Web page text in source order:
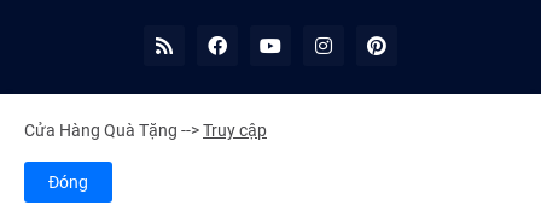
©2023 All Rights Reserved -
Cửa Hàng Quà Tặng -->Truy cập
Đóng